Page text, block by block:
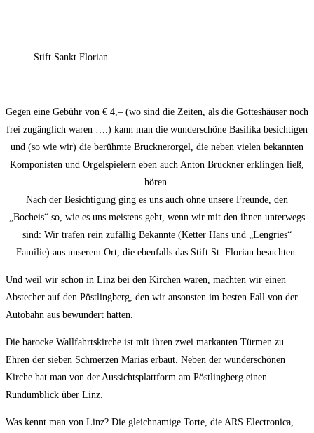
Stift Sankt Florian
Gegen eine Gebühr von € 4,– (wo sind die Zeiten, als die Gotteshäuser noch
frei zugänglich waren ….) kann man die wunderschöne Basilika besichtigen
und (so wie wir) die berühmte Brucknerorgel, die neben vielen bekannten
Komponisten und Orgelspielern eben auch Anton Bruckner erklingen ließ,
hören.
Nach der Besichtigung ging es uns auch ohne unsere Freunde, den
„Bocheis“ so, wie es uns meistens geht, wenn wir mit den ihnen unterwegs
sind: Wir trafen rein zufällig Bekannte (Ketter Hans und „Lengries“
Familie) aus unserem Ort, die ebenfalls das Stift St. Florian besuchten.
Und weil wir schon in Linz bei den Kirchen waren, machten wir einen
Abstecher auf den Pöstlingberg, den wir ansonsten im besten Fall von der
Autobahn aus bewundert hatten.
Die barocke Wallfahrtskirche ist mit ihren zwei markanten Türmen zu
Ehren der sieben Schmerzen Marias erbaut. Neben der wunderschönen
Kirche hat man von der Aussichtsplattform am Pöstlingberg einen
Rundumblick über Linz.
Was kennt man von Linz? Die gleichnamige Torte, die ARS Electronica,